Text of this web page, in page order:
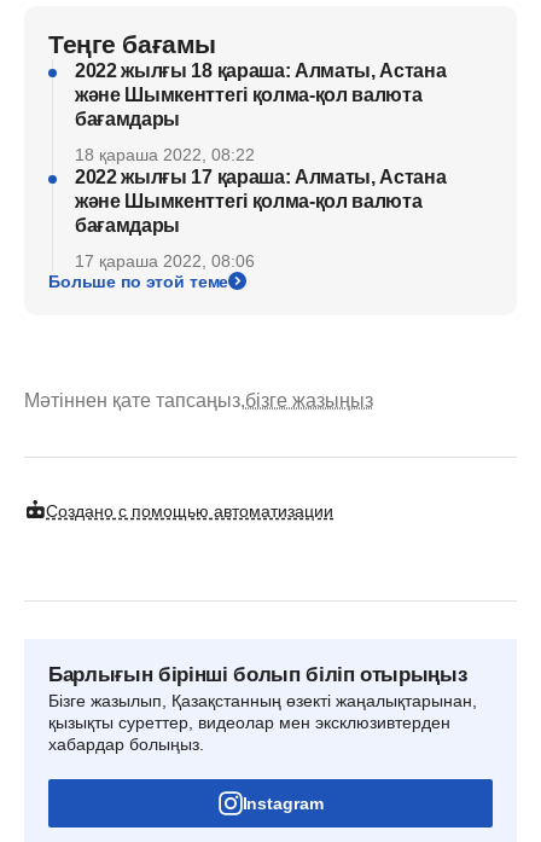
Теңге бағамы
2022 жылғы 18 қараша: Алматы, Астана
және Шымкенттегі қолма-қол валюта
бағамдары
18 қараша 2022, 08:22
2022 жылғы 17 қараша: Алматы, Астана
және Шымкенттегі қолма-қол валюта
бағамдары
17 қараша 2022, 08:06
Больше по этой теме
Мәтіннен қате тапсаңыз,бізге жазыңыз
Создано с помощью автоматизации
Барлығын бірінші болып біліп отырыңыз
Бізге жазылып, Қазақстанның өзекті жаңалықтарынан,
қызықты суреттер, видеолар мен эксклюзивтерден
хабардар болыңыз.
Instagram